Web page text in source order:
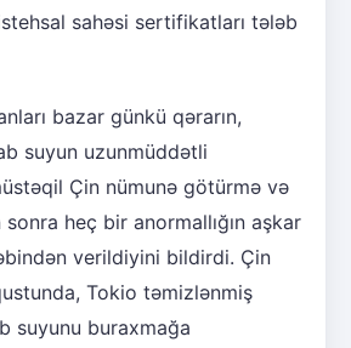
sahəsi sertifikatları tələb
bazar günkü qərarın,
suyun uzunmüddətli
Çin nümunə götürmə və
heç bir anormallığın aşkar
verildiyini bildirdi. Çin
Tokio təmizlənmiş
suyunu buraxmağa